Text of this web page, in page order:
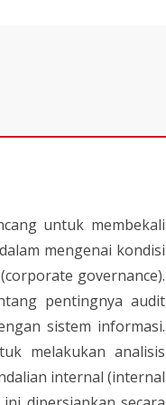
untuk membekali
mengenai kondisi
governance).
pentingnya audit
sistem informasi.
melakukan analisis
internal (internal